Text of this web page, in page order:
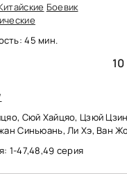
Боевик
45 мин.
10
Сюй Хайцяо, Цзюй
Синьюань, Ли Хэ, Ван
1-47,48,49 серия